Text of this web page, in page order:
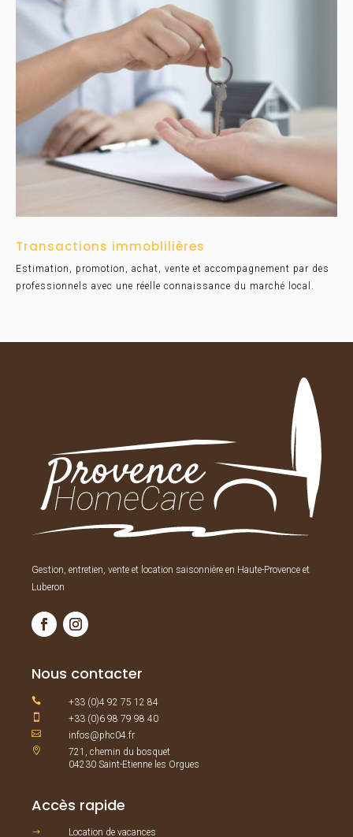
Transactions immoblilières
Estimation, promotion, achat, vente et accompagnement par des
professionnels avec une réelle connaissance du marché local.
Gestion, entretien, vente et location saisonnière en Haute-Provence et
Luberon
Nous contacter
 +33 (0)4 92 75 12 84
+33 (0)6 98 79 98 40
 infos@phc04.fr

721, chemin du bosquet
04230 Saint-Etienne les Orgues
Accès rapide
$ Location de vacances